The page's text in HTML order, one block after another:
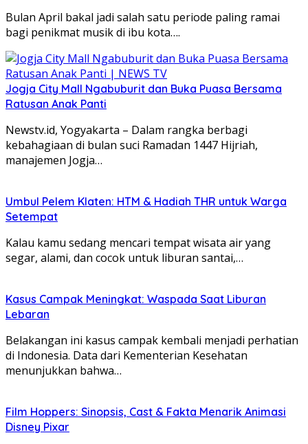
Bulan April bakal jadi salah satu periode paling ramai
bagi penikmat musik di ibu kota….
Jogja City Mall Ngabuburit dan Buka Puasa Bersama
Ratusan Anak Panti
Newstv.id, Yogyakarta – Dalam rangka berbagi
kebahagiaan di bulan suci Ramadan 1447 Hijriah,
manajemen Jogja…
Umbul Pelem Klaten: HTM & Hadiah THR untuk Warga
Setempat
Kalau kamu sedang mencari tempat wisata air yang
segar, alami, dan cocok untuk liburan santai,…
Kasus Campak Meningkat: Waspada Saat Liburan
Lebaran
Belakangan ini kasus campak kembali menjadi perhatian
di Indonesia. Data dari Kementerian Kesehatan
menunjukkan bahwa…
Film Hoppers: Sinopsis, Cast & Fakta Menarik Animasi
Disney Pixar